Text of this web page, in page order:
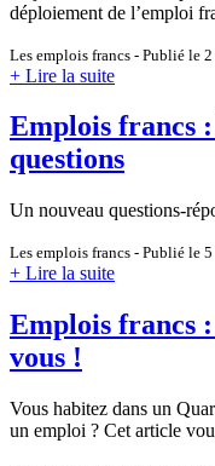
déploiement de l’emploi
Les emplois francs - Publié le
+ Lire la suite
Emplois francs :
questions
Un nouveau questions-
Les emplois francs - Publié le
+ Lire la suite
Emplois francs
vous !
Vous habitez dans un
un emploi ? Cet article